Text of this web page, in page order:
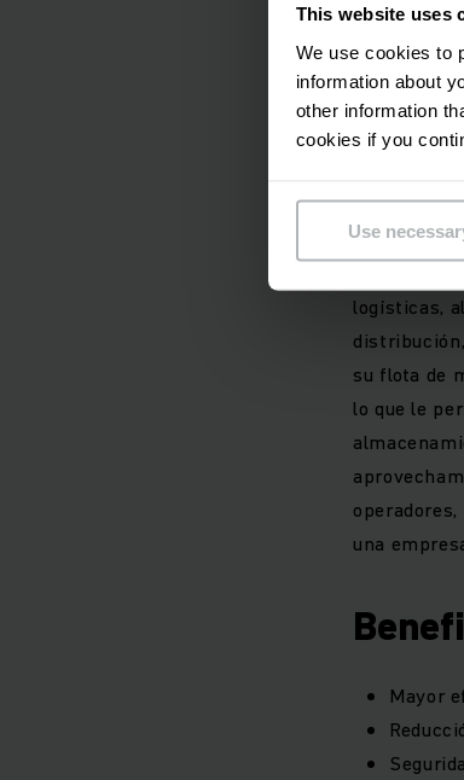
This website uses
We use cookies to
information about
other information
cookies if you
Use
logísticas,
su flota de
lo que le
una
Mayor